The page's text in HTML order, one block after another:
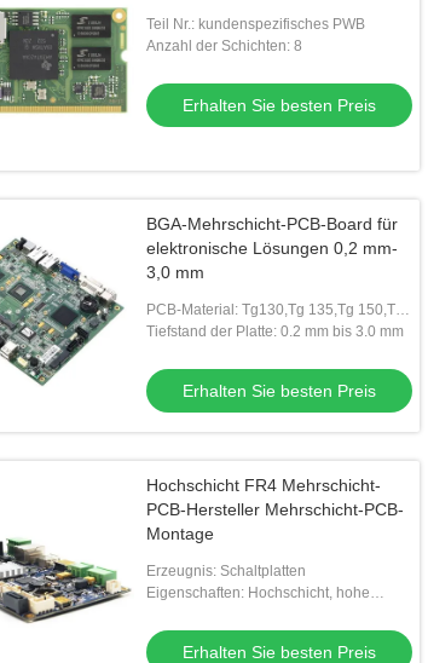
Teil Nr.: kundenspezifisches PWB
Anzahl der Schichten: 8
Erhalten Sie besten Preis
BGA-Mehrschicht-PCB-Board für
elektronische Lösungen 0,2 mm-
3,0 mm
PCB-Material: Tg130,Tg 135,Tg 150,Tg
170
Tiefstand der Platte: 0.2 mm bis 3.0 mm
Erhalten Sie besten Preis
Hochschicht FR4 Mehrschicht-
PCB-Hersteller Mehrschicht-PCB-
Montage
Erzeugnis: Schaltplatten
Eigenschaften: Hochschicht, hohe
spezielle Verfahren
Erhalten Sie besten Preis